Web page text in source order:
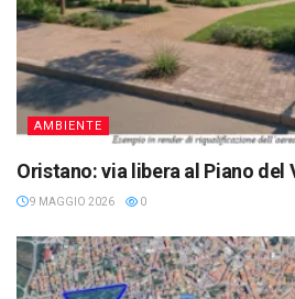
AMBIENTE
Oristano: via libera al Piano del
9 MAGGIO 2026 0